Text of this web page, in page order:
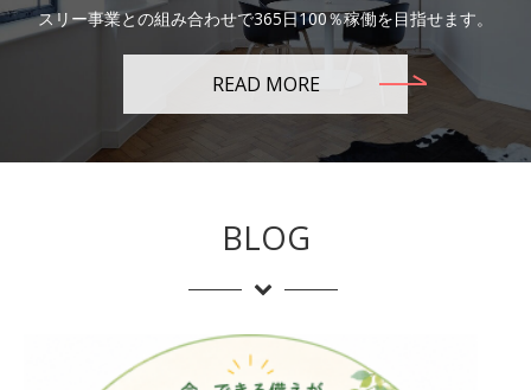
スリー事業との組み合わせで365日100％稼働を目指せます。
READ MORE
BLOG